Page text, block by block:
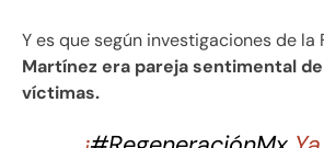
Y es que según investigaciones de la
Martínez era pareja sentimental
víctimas.